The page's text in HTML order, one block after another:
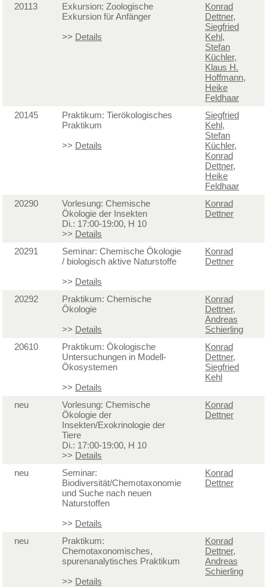
20113
Exkursion: Zoologische
Exkursion für Anfänger
>> Details
Konrad
Dettner,
Siegfried
Kehl,
Stefan
Küchler,
Klaus H.
Hoffmann,
Heike
Feldhaar
20145
Praktikum: Tierökologisches
Praktikum
>> Details
Siegfried
Kehl,
Stefan
Küchler,
Konrad
Dettner,
Heike
Feldhaar
20290
Vorlesung: Chemische
Ökologie der Insekten
Di.: 17:00-19:00, H 10
>> Details
Konrad
Dettner
20291
Seminar: Chemische Ökologie
/ biologisch aktive Naturstoffe
>> Details
Konrad
Dettner
20292
Praktikum: Chemische
Ökologie
>> Details
Konrad
Dettner,
Andreas
Schierling
20610
Praktikum: Ökologische
Untersuchungen in Modell-
Ökosystemen
>> Details
Konrad
Dettner,
Siegfried
Kehl
neu
Vorlesung: Chemische
Ökologie der
Insekten/Exokrinologie der
Tiere
Di.: 17:00-19:00, H 10
>> Details
Konrad
Dettner
neu
Seminar:
Biodiversität/Chemotaxonomie
und Suche nach neuen
Naturstoffen
>> Details
Konrad
Dettner
neu
Praktikum:
Chemotaxonomisches,
spurenanalytisches Praktikum
>> Details
Konrad
Dettner,
Andreas
Schierling